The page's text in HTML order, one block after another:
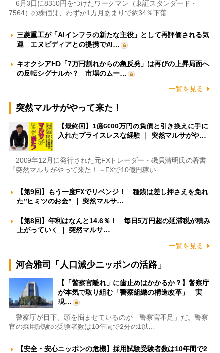
6月3日に8330円をつけたワークマン（東証スタンダード・
7564）の株価は、わずか1カ月あまりで約34％下落…
三菱重工が「AIインフラの新たな主役」として再評価される気
運 エヌビディアとの提携でAI…
キオクシアHD「7万円割れからの急反発」は再びの上昇局面へ
の反転シグナルか？ 市場のムー…
一覧を見る
突然マルサがやって来た！
【最終回】1億6000万円の負債と引き換えに手に
入れたプライスレスな経験 ｜ 突然マルサがや…
2009年12月に発行された元FXトレーダー・磯貝清明氏の著書
『突然マルサがやって来た！～FXで10億円稼い…
【第9回】もう一度FXでリベンジ！ 種銭は差し押さえを免れ
た”ヒミツのお金” ｜ 突然マルサ…
【第8回】年利はなんと14.6％！ 毎日5万円超の延滞税が積み
上がっていく ｜ 突然マルサ…
一覧を見る
河合雅司「人口減少ニッポンの活路」
【「警察官離れ」に歯止めはかかるか？】警察庁
が本気で取り組む「警察組織の構造改革」 実
現…
警察庁が目下、頭を悩ませているのが「警察官不足」だ。警察
官の採用試験の受験者数は10年間で2分の1以…
【安全・安心ニッポンの危機】採用試験受験者数は10年間で2